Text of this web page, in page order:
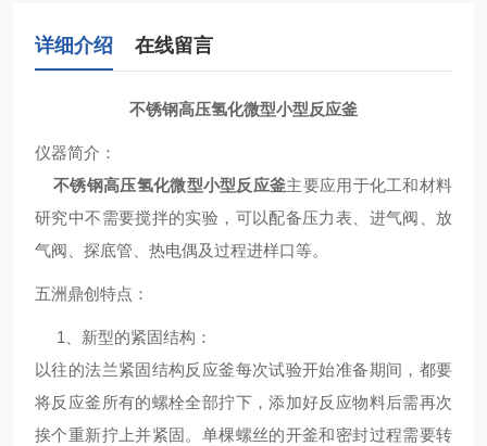
详细介绍 在线留言
不锈钢高压氢化微型小型反应釜
仪器简介 ：
不锈钢高压氢化微型小型反应釜主要应用于化工和材料
研究中不需要搅拌的实验，可以配备压力表、进气阀、放
气阀、探底管、热电偶及过程进样口等。
五洲鼎创 特点 ：
1、新型的紧固结构：
以往的法兰紧固结构反应釜每次试验开始准备期间，都要
将反应釜所有的螺栓全部拧下，添加好反应物料后需再次
挨个重新拧上并紧固。单棵螺丝的开釜和密封过程需要转